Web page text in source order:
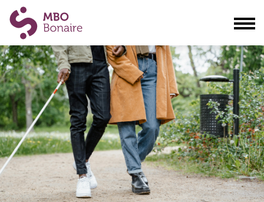
Opleidingen
Scholieren
Volwassenen
Bedrijven
Ouders
Blogs & actualiteiten
Praktisch